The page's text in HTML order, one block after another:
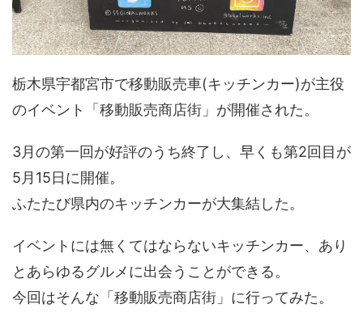
栃木県宇都宮市で移動販売車(キッチンカー)が主役
のイベント「移動販売商店街」が開催された。
3月の第一回が好評のうち終了し、早くも第2回目が
5月15日に開催。
ふたたび県内のキッチンカーが大集結した。
イベントには無くてはならないキッチンカー、あり
とあらゆるグルメに出会うことができる。
今回はそんな「移動販売商店街」に行ってみた。